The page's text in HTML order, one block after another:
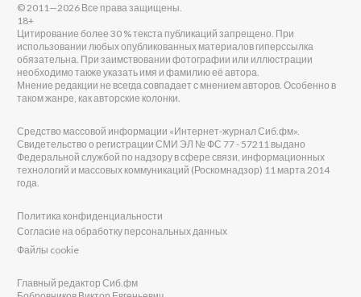
© 2011—2026 Все права защищены.
18+
Цитирование более 30 % текста публикаций запрещено. При
использовании любых опубликованных материалов гиперссылка
обязательна. При заимствовании фотографии или иллюстрации
необходимо также указать имя и фамилию её автора.
Мнение редакции не всегда совпадает с мнением авторов. Особенно в
таком жанре, как авторские колонки.
Средство массовой информации «Интернет-журнал Сиб.фм».
Свидетельство о регистрации СМИ ЭЛ № ФС 77 - 57211 выдано
Федеральной службой по надзору в сфере связи, информационных
технологий и массовых коммуникаций (Роскомнадзор) 11 марта 2014
года.
Политика конфиденциальности
Согласие на обработку персональных данных
Файлы cookie
Главный редактор Сиб.фм